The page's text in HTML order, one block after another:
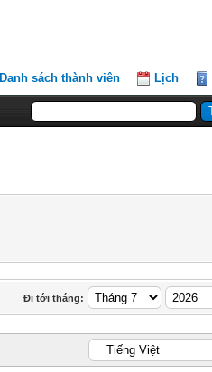
Danh sách thành viên Lịch
Đi tới tháng: